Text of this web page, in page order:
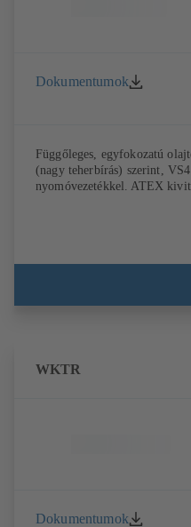
Dokumentumok
Függőleges, egyfokozatú
(nagy teherbírás) szerint,
nyomóvezetékkel. ATEX
WKTR
Dokumentumok